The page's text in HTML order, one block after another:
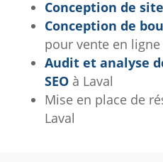
Conception de
Conception de
pour vente en ligne
Audit et analyse
SEO à Laval
Mise en place de
Laval